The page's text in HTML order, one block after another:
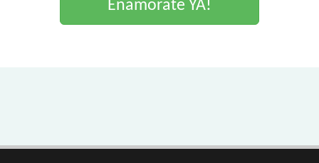
Enamorate YA!